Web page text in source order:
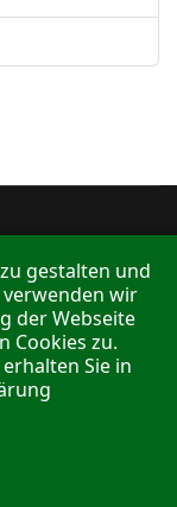
gestalten und
wir
der Webseite
Cookies zu.
Sie in